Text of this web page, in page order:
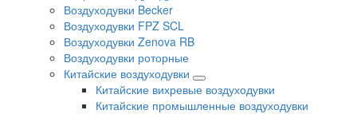
Воздуходувки Becker
Воздуходувки FPZ SCL
Воздуходувки Zenova RB
Воздуходувки роторные
Китайские воздуходувки
Китайские вихревые воздуходувки
Китайские промышленные воздуходувки